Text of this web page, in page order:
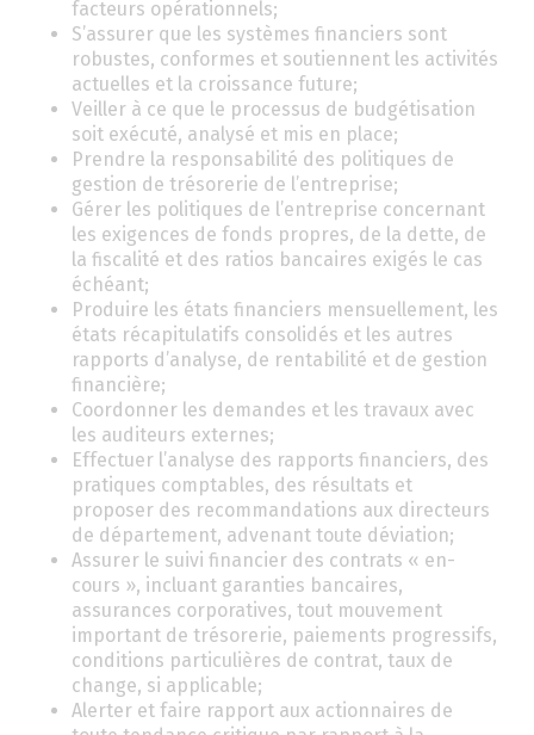
facteurs opérationnels;
S’assurer que les systèmes financiers sont
robustes, conformes et soutiennent les activités
actuelles et la croissance future;
Veiller à ce que le processus de budgétisation
soit exécuté, analysé et mis en place;
Prendre la responsabilité des politiques de
gestion de trésorerie de l’entreprise;
Gérer les politiques de l’entreprise concernant
les exigences de fonds propres, de la dette, de
la fiscalité et des ratios bancaires exigés le cas
échéant;
Produire les états financiers mensuellement, les
états récapitulatifs consolidés et les autres
rapports d’analyse, de rentabilité et de gestion
financière;
Coordonner les demandes et les travaux avec
les auditeurs externes;
Effectuer l’analyse des rapports financiers, des
pratiques comptables, des résultats et
proposer des recommandations aux directeurs
de département, advenant toute déviation;
Assurer le suivi financier des contrats « en-
cours », incluant garanties bancaires,
assurances corporatives, tout mouvement
important de trésorerie, paiements progressifs,
conditions particulières de contrat, taux de
change, si applicable;
Alerter et faire rapport aux actionnaires de